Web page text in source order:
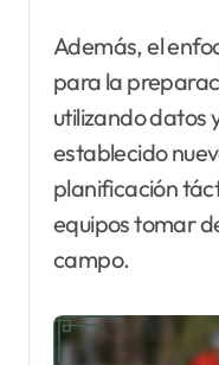
Además, el
para la
utilizando datos
establecido
planificación
equipos tomar
campo.